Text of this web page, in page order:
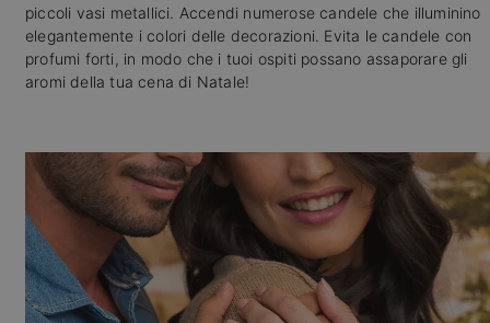
piccoli vasi metallici. Accendi numerose candele che illuminino
elegantemente i colori delle decorazioni. Evita le candele con
profumi forti, in modo che i tuoi ospiti possano assaporare gli
aromi della tua cena di Natale!